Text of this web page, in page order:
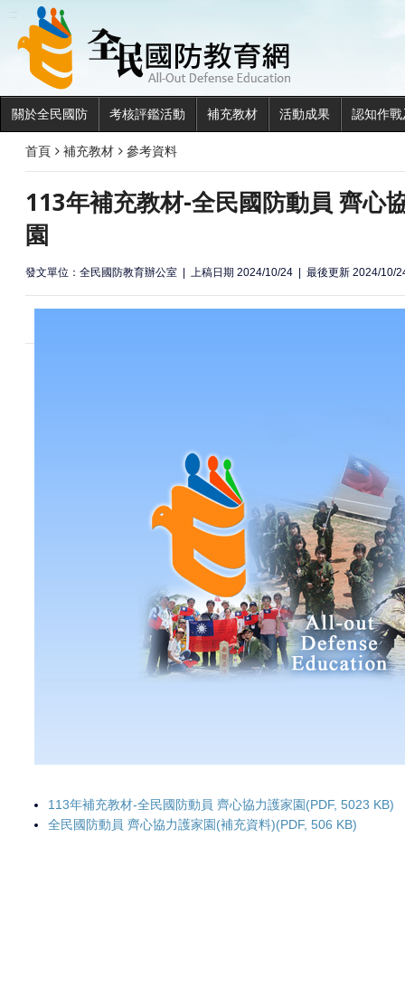
:::
關於全民國防 考核評鑑活動 補充教材 活動成果 認知作
首頁 補充教材 參考資料
113年補充教材-全民國防動員 齊心
園
發文單位：全民國防教育辦公室 上稿日期 2024/10/24 最後更新 2024/10/
113年補充教材-全民國防動員 齊心協力護家園(PDF, 5023 KB)
全民國防動員 齊心協力護家園(補充資料)(PDF, 506 KB)